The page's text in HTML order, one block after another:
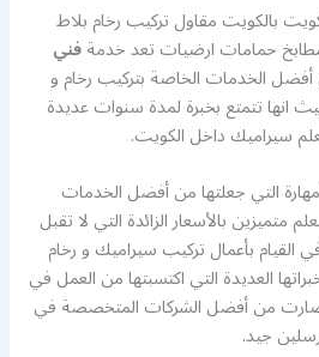
بالكويت مقاول تركيب رخام بلاط
حمامات ارضيات تعد خدمةفني
الخدمات الخاصة بتركيب رخام و
انها تتمتع بخبرة لمدة سنوات عديدة
سيراميك داخل الكويت.
التي جعلتها من أفضل الخدمات
متميزين بالأسعار الزائدة التي لا تقبل
القيام بأعمال تركيب سيراميك و رخام
العديدة التي اكتسبتها من العمل في
صارت من أفضل الشركات المتخصصة في
جيد.